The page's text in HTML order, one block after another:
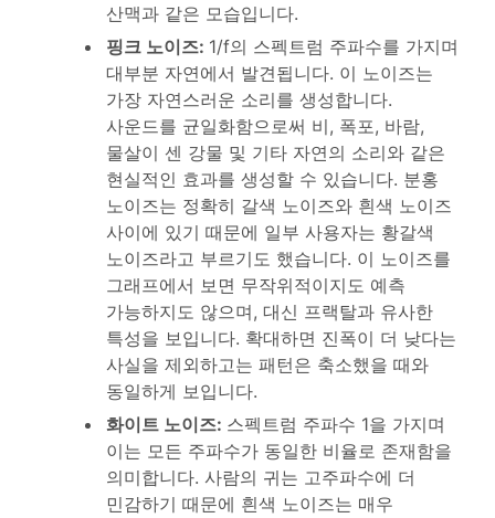
산맥과 같은 모습입니다.
핑크 노이즈: 1/f의 스펙트럼 주파수를 가지며
대부분 자연에서 발견됩니다. 이 노이즈는
가장 자연스러운 소리를 생성합니다.
사운드를 균일화함으로써 비, 폭포, 바람,
물살이 센 강물 및 기타 자연의 소리와 같은
현실적인 효과를 생성할 수 있습니다. 분홍
노이즈는 정확히 갈색 노이즈와 흰색 노이즈
사이에 있기 때문에 일부 사용자는 황갈색
노이즈라고 부르기도 했습니다. 이 노이즈를
그래프에서 보면 무작위적이지도 예측
가능하지도 않으며, 대신 프랙탈과 유사한
특성을 보입니다. 확대하면 진폭이 더 낮다는
사실을 제외하고는 패턴은 축소했을 때와
동일하게 보입니다.
화이트 노이즈: 스펙트럼 주파수 1을 가지며
이는 모든 주파수가 동일한 비율로 존재함을
의미합니다. 사람의 귀는 고주파수에 더
민감하기 때문에 흰색 노이즈는 매우